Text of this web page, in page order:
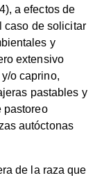
a efectos de
caso de solicitar
y
extensivo
o caprino,
pastables y
pastoreo
autóctonas
de la raza que